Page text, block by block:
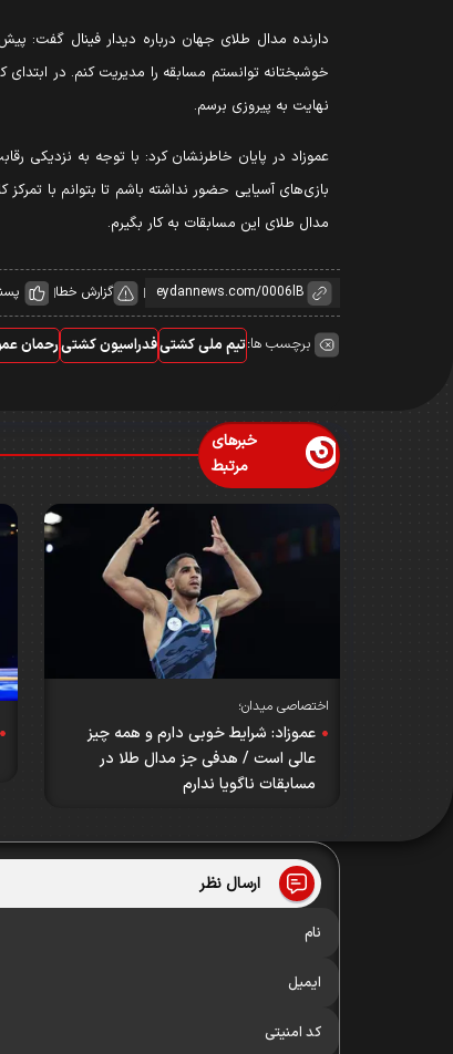
دارنده مدال طلای جهان درباره دیدار فینال گفت:
خوشبختانه توانستم مسابقه را مدیریت کنم. در
نهایت به پیروزی برسم.
عموزاد در پایان خاطرنشان کرد: با توجه به
بازی‌های آسیایی حضور نداشته باشم تا بتوانم با
مدال طلای این مسابقات به کار بگیرم.
گزارش خطا
برچسب ها:تیم ملی کشتیفدراسیون کشتیرحمان
خبرهای
مرتبط
اختصاصی میدان؛
عموزاد: شرایط خوبی دارم و همه چیز
عالی است / هدفی جز مدال طلا در
مسابقات ناگویا ندارم
ارسال نظر